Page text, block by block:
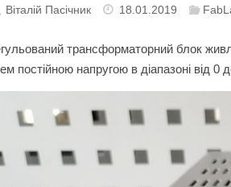
Віталій Пасічник 18.01.2019
трансформаторний блок
постійною напругою в діапазоні від 0